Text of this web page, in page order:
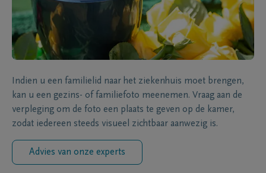
Indien u een familielid naar het ziekenhuis moet brengen,
kan u een gezins- of familiefoto meenemen. Vraag aan de
verpleging om de foto een plaats te geven op de kamer,
zodat iedereen steeds visueel zichtbaar aanwezig is.
Advies van onze experts